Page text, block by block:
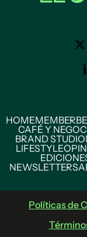
HOMEMEMBER
CAFÉ Y
BRAND STUDIO
LIFESTYLE
NEWSLETTERS
Políticas de